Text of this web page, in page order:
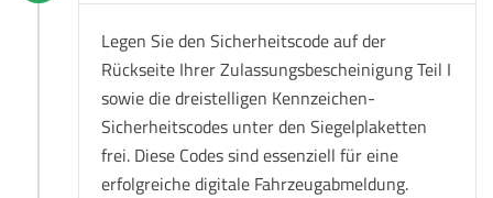
Legen Sie den Sicherheitscode auf der
Rückseite Ihrer Zulassungsbescheinigung Teil I
sowie die dreistelligen Kennzeichen-
Sicherheitscodes unter den Siegelplaketten
frei. Diese Codes sind essenziell für eine
erfolgreiche digitale Fahrzeugabmeldung.